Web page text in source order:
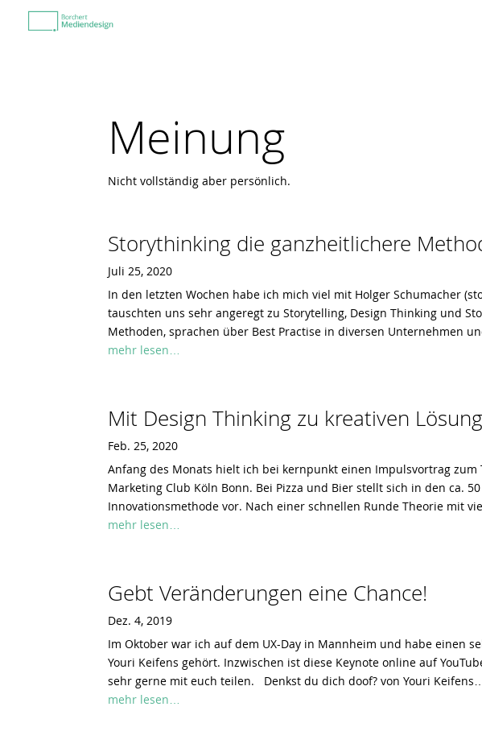
Meinung
Nicht vollständig aber persönlich.
Storythinking die ganzheitlichere
Juli 25, 2020
In den letzten Wochen habe ich mich viel mit Holger Schumacher
tauschten uns sehr angeregt zu Storytelling, Design Thinking und
Methoden, sprachen über Best Practise in diversen Unternehmen
mehr lesen…
Mit Design Thinking zu kreativen
Feb. 25, 2020
Anfang des Monats hielt ich bei kernpunkt einen Impulsvortrag zum
Marketing Club Köln Bonn. Bei Pizza und Bier stellt sich in den ca.
Innovationsmethode vor. Nach einer schnellen Runde Theorie mit
mehr lesen…
Gebt Veränderungen eine Chance!
Dez. 4, 2019
Im Oktober war ich auf dem UX-Day in Mannheim und habe einen
Youri Keifens gehört. Inzwischen ist diese Keynote online auf
sehr gerne mit euch teilen. Denkst du dich doof? von Youri
mehr lesen…